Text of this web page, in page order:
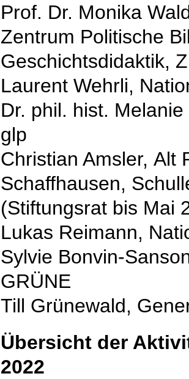
Prof. Dr. Monika
Zentrum Politische
Geschichtsdidaktik,
Laurent Wehrli,
Dr. phil. hist.
glp
Christian Amsler, Alt
Schaffhausen,
(Stiftungsrat bis Mai
Lukas Reimann,
Sylvie Bonvin-
GRÜNE
Till Grünewald,
Übersicht der
2022